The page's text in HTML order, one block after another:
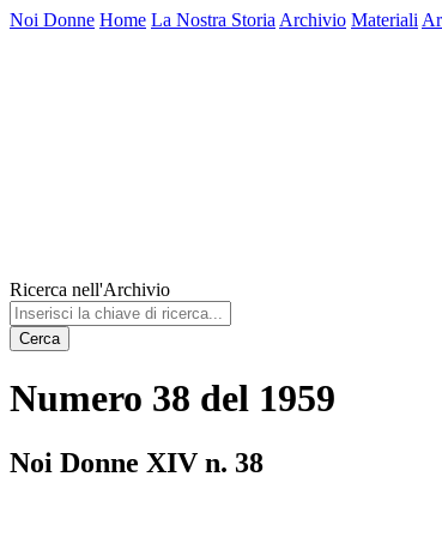
Noi Donne Home La Nostra Storia Archivio Materiali
Ricerca nell'Archivio
Cerca
Numero 38 del 1959
Noi Donne XIV n. 38